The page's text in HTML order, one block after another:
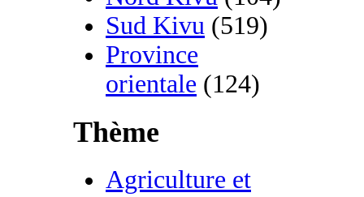
Sud Kivu (519)
Province
orientale (124)
Thème
Agriculture et